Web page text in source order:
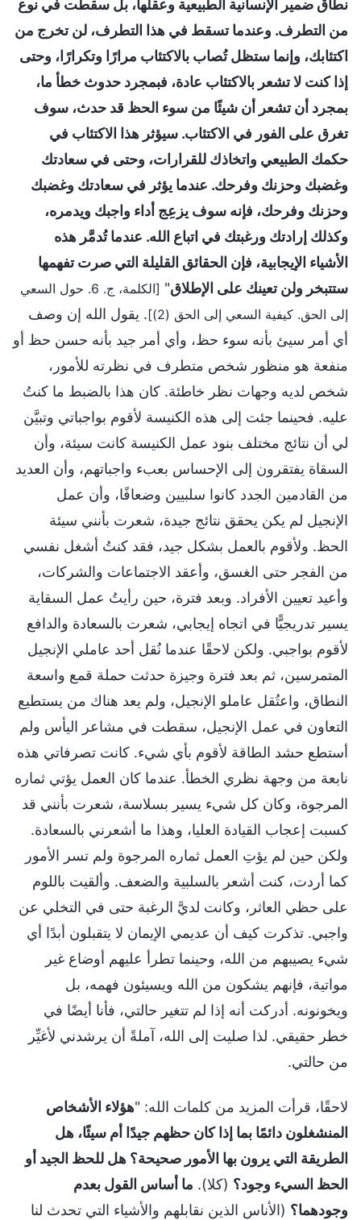
نطاق ضمير الإنسانية الطبيعية وعقلها، بل سقطت في نوع
من التطرف. وعندما تسقط في هذا التطرف، لن تخرج من
اكتئابك، وإنما ستظل تُصاب بالاكتئاب مرارًا وتكرارًا، وحتى
إذا كنت لا تشعر بالاكتئاب عادة، فبمجرد حدوث خطأ ما،
بمجرد أن تشعر أن شيئًا من سوء الحظ قد حدث، سوف
تغرق على الفور في الاكتئاب. سيؤثر هذا الاكتئاب في
حكمك الطبيعي واتخاذك للقرارات، وحتى في سعادتك
وغضبك وحزنك وفرحك. عندما يؤثر في سعادتك وغضبك
وحزنك وفرحك، فإنه سوف يزعِج أداء واجبك ويدمره،
وكذلك إرادتك ورغبتك في اتباع الله. عندما تُدمَّر هذه
الأشياء الإيجابية، فإن الحقائق القليلة التي صرت تفهمها
ستتبخر ولن تعينك على الإطلاق"
[الكلمة، ج. 6. حول السعي
إلى الحق. كيفية السعي إلى الحق (2)]
. يقول الله إن وصف
أي أمر سيئ بأنه سوء حظ، وأي أمر جيد بأنه حسن حظ أو
منفعة هو منظور شخص متطرف في نظرته للأمور،
شخص لديه وجهات نظر خاطئة. كان هذا بالضبط ما كنتُ
عليه. فحينما جئت إلى هذه الكنيسة لأقوم بواجباتي وتبيَّن
لي أن نتائج مختلف بنود عمل الكنيسة كانت سيئة، وأن
السقاة يفتقرون إلى الإحساس بعبء واجباتهم، وأن العديد
من القادمين الجدد كانوا سلبيين وضعافًا، وأن عمل
الإنجيل لم يكن يحقق نتائج جيدة، شعرت بأنني سيئة
الحظ. ولأقوم بالعمل بشكل جيد، فقد كنتُ أشغل نفسي
من الفجر حتى الغسق، وأعقد الاجتماعات والشركات،
وأعيد تعيين الأفراد. وبعد فترة، حين رأيتُ عمل السقاية
يسير تدريجيًّا في اتجاه إيجابي، شعرت بالسعادة والدافع
لأقوم بواجبي. ولكن لاحقًا عندما نُقل أحد عاملي الإنجيل
المتمرسين، ثم بعد فترة وجيزة حدثت حملة قمع واسعة
النطاق، واعتُقل عاملو الإنجيل، ولم يعد هناك من يستطيع
التعاون في عمل الإنجيل، سقطت في مشاعر اليأس ولم
أستطع حشد الطاقة لأقوم بأي شيء. كانت تصرفاتي هذه
نابعة من وجهة نظري الخطأ. عندما كان العمل يؤتي ثماره
المرجوة، وكان كل شيء يسير بسلاسة، شعرت بأنني قد
كسبت إعجاب القيادة العليا، وهذا ما أشعرني بالسعادة.
ولكن حين لم يؤتِ العمل ثماره المرجوة ولم تسر الأمور
كما أردت، كنت أشعر بالسلبية والضعف. وألقيت باللوم
على حظي العاثر، وكانت لديَّ الرغبة حتى في التخلي عن
واجبي. تذكرت كيف أن عديمي الإيمان لا يتقبلون أبدًا أي
شيء يصيبهم من الله، وحينما تطرأ عليهم أوضاع غير
مواتية، فإنهم يشكون من الله ويسيئون فهمه، بل
ويخونونه. أدركت أنه إذا لم تتغير حالتي، فأنا أيضًا في
خطر حقيقي. لذا صليت إلى الله، آملةً أن يرشدني لأغيِّر
من حالتي.
لاحقًا، قرأت المزيد من كلمات الله: "هؤلاء الأشخاص
المنشغلون دائمًا بما إذا كان حظهم جيدًا أم سيئًا، هل
الطريقة التي يرون بها الأمور صحيحة؟ هل للحظ الجيد أو
الحظ السيء وجود؟ (كلا). ما أساس القول بعدم
وجودهما؟ (الأناس الذين نقابلهم والأشياء التي تحدث لنا